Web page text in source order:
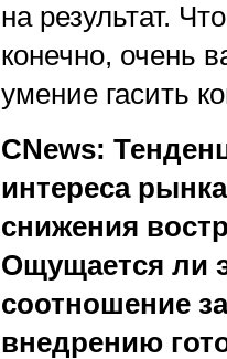
на результат.
конечно, очень
умение гасить
CNews:
интереса
снижения
Ощущается ли
соотношение
внедрению